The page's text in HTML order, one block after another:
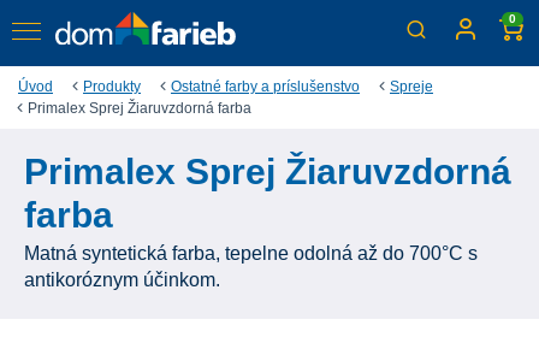
0
Úvod Produkty Ostatné farby a príslušenstvo
Spreje
Primalex Sprej Žiaruvzdorná farba
Primalex Sprej Žiaruvzdorná
farba
Matná syntetická farba, tepelne odolná až do 700°C s
antikoróznym účinkom.